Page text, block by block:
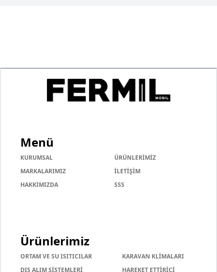
Menü
KURUMSAL
ÜRÜNLERİMİZ
MARKALARIMIZ
İLETİŞİM
HAKKIMIZDA
SSS
Ürünlerimiz
ORTAM VE SU ISITICILAR
KARAVAN KLİMALARI
DIŞ ALIM SİSTEMLERİ
HAREKET ETTİRİCİ